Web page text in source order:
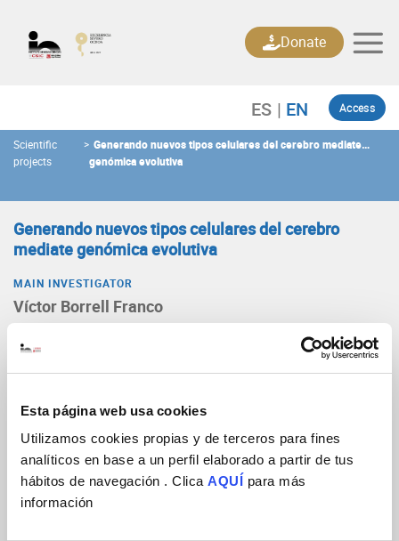
Esta página web usa cookies
Utilizamos cookies propias y de terceros para fines
analíticos en base a un perfil elaborado a partir de tus
hábitos de navegación . Clica AQUÍ para más
información
content
Access
Donate
Scientific
projects
> Generando nuevos tipos celulares del cerebro mediate
genómica evolutiva
Generando nuevos tipos celulares del cerebro
mediate genómica evolutiva
MAIN INVESTIGATOR
Víctor Borrell Franco
PN2024 -PROY I+D PID- SUBPR. ESTATAL DE GENER. DE
Desarrollo Experimental – PEICTI 2024-2027
Start date01/09/2025
End date31/08/2028